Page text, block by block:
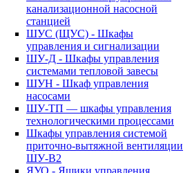
канализационной насосной
станцией
ШУС (ЩУС) - Шкафы
управления и сигнализации
ШУ-Д - Шкафы управления
системами тепловой завесы
ШУН - Шкаф управления
насосами
ШУ-ТП — шкафы управления
технологическими процессами
Шкафы управления системой
приточно-вытяжной вентиляции
ШУ-В2
ЯУО - Ящики управления